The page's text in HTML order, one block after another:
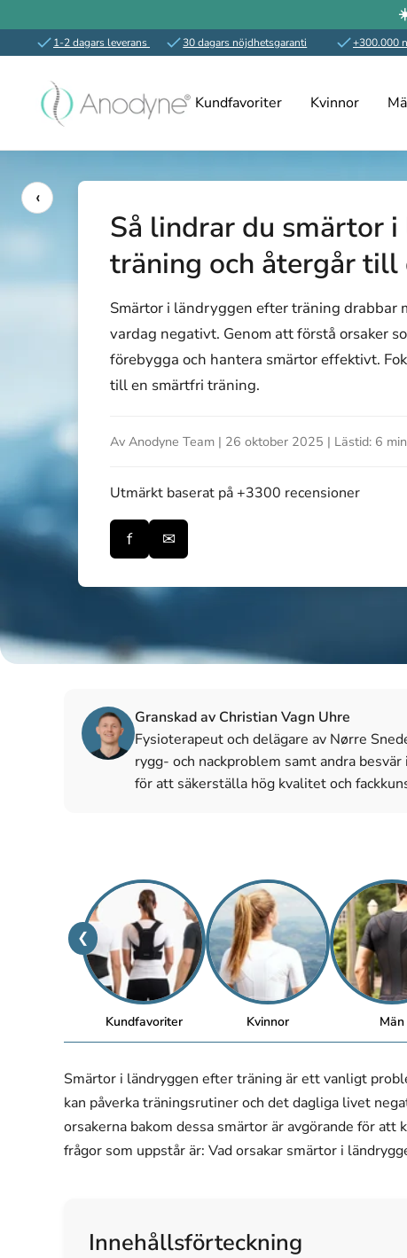
1-2 dagars leverans 30 dagars nöjdhetsgaranti +300.000
innehållet
Kundfavoriter Kvinnor
Anodyne.se
‹
Så lindrar du smärtor
träning och återgår till
Smärtor i ländryggen efter träning drabbar
vardag negativt. Genom att förstå orsaker
förebygga och hantera smärtor effektivt.
till en smärtfri träning.
Av Anodyne Team | 26 oktober 2025 | Lästid: 6
Utmärkt baserat på +3300 recensioner
f ✉
Granskad av Christian Vagn Uhre
Fysioterapeut och delägare av Nørre
rygg- och nackproblem samt andra
för att säkerställa hög kvalitet och
❮
Kundfavoriter Kvinnor Män
Smärtor i ländryggen efter träning är ett vanligt
kan påverka träningsrutiner och det dagliga livet
orsakerna bakom dessa smärtor är avgörande för
frågor som uppstår är: Vad orsakar smärtor i
Innehållsförteckning